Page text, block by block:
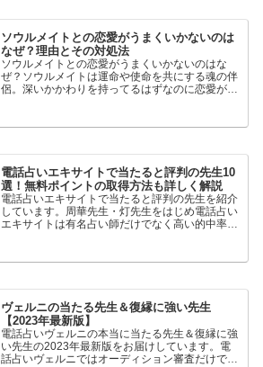
ソウルメイトとの恋愛がうまくいかないのは
なぜ？理由とその対処法
ソウルメイトとの恋愛がうまくいかないのはな
ぜ？ソウルメイトは運命や使命を共にする魂の伴
侶。深いかかわりを持ってるはずなのに恋愛がう
た。
電話占いエキサイトで当たると評判の先生10
選！無料ポイントの取得方法も詳しく解説
電話占いエキサイトで当たると評判の先生を紹介
しています。周華先生・灯先生をはじめ電話占い
エキサイトは有名占い師だけでなく高い的中率を
験できます。
ヴェルニの当たる先生＆復縁に強い先生
【2023年最新版】
電話占いヴェルニの本当に当たる先生＆復縁に強
い先生の2023年最新版をお届けしています。電
話占いヴェルニではオーディション審査だけでな